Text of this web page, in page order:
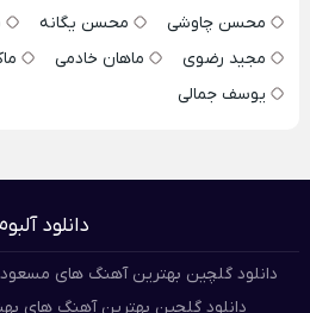
محسن چاوشی
محسن یگانه
مجید رضوی
ماهان خادمی
یوسف جمالی
دانلود
دانلود گلچین بهترین آهنگ های مسعود جلیلیان 1405
دانلود گلچین بهترین آهنگ های